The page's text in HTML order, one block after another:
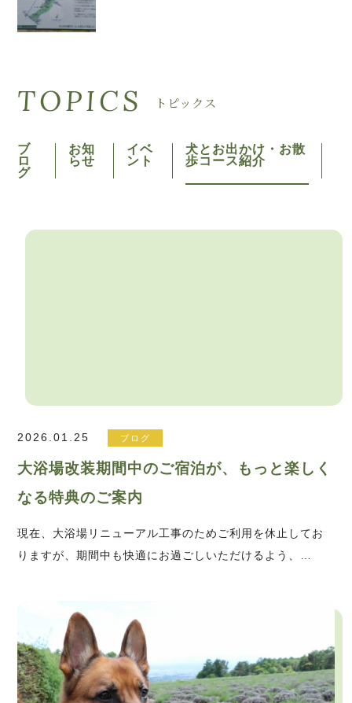
TOPICS トピックス
ブ
ロ
グ
お知
らせ
イベ
ント
犬とお出かけ・お散
歩コース紹介
2026.01.25 ブログ
大浴場改装期間中のご宿泊が、もっと楽しく
なる特典のご案内
現在、大浴場リニューアル工事のためご利用を休止してお
りますが、期間中も快適にお過ごしいただけるよう、…